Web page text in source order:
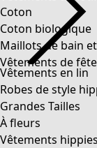
Coton
Coton biologique
Maillots de bain
Vêtements de fête
Vêtements en lin
Robes de style
Grandes Tailles
À fleurs
Vêtements hippies